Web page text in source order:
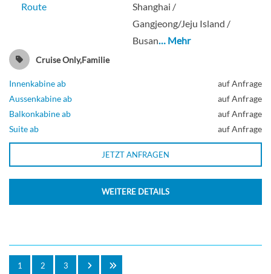
Route
Shanghai /
Gangjeong/Jeju Island /
Busan… Mehr
Cruise Only,Familie
Innenkabine ab
auf Anfrage
Aussenkabine ab
auf Anfrage
Balkonkabine ab
auf Anfrage
Suite ab
auf Anfrage
JETZT ANFRAGEN
WEITERE DETAILS
1 2 3